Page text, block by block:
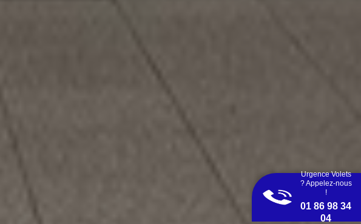
Urgence Volets
? Appelez-nous
!
01 86 98 34
04